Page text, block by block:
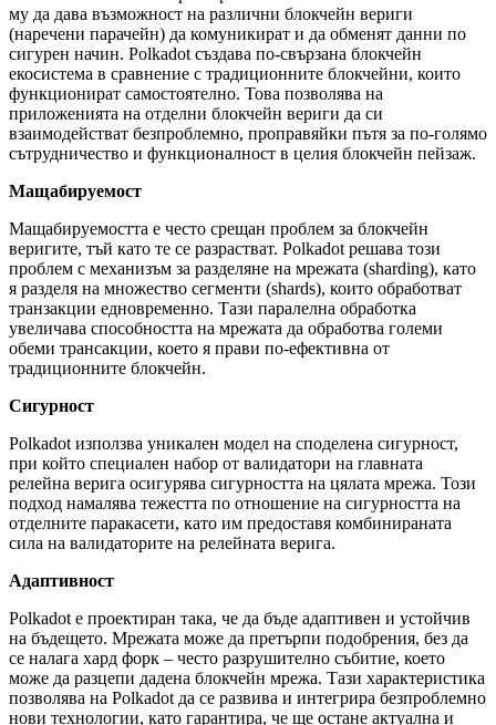
му да дава възможност на различни блокчейн вериги
(наречени парачейн) да комуникират и да обменят данни по
сигурен начин. Polkadot създава по-свързана блокчейн
екосистема в сравнение с традиционните блокчейни, които
функционират самостоятелно. Това позволява на
приложенията на отделни блокчейн вериги да си
взаимодействат безпроблемно, проправяйки пътя за по-голямо
сътрудничество и функционалност в целия блокчейн пейзаж.
Мащабируемост
Мащабируемостта е често срещан проблем за блокчейн
веригите, тъй като те се разрастват. Polkadot решава този
проблем с механизъм за разделяне на мрежата (sharding), като
я разделя на множество сегменти (shards), които обработват
транзакции едновременно. Тази паралелна обработка
увеличава способността на мрежата да обработва големи
обеми трансакции, което я прави по-ефективна от
традиционните блокчейн.
Сигурност
Polkadot използва уникален модел на споделена сигурност,
при който специален набор от валидатори на главната
релейна верига осигурява сигурността на цялата мрежа. Този
подход намалява тежестта по отношение на сигурността на
отделните паракасети, като им предоставя комбинираната
сила на валидаторите на релейната верига.
Адаптивност
Polkadot е проектиран така, че да бъде адаптивен и устойчив
на бъдещето. Мрежата може да претърпи подобрения, без да
се налага хард форк – често разрушително събитие, което
може да разцепи дадена блокчейн мрежа. Тази характеристика
позволява на Polkadot да се развива и интегрира безпроблемно
нови технологии, като гарантира, че ще остане актуална и